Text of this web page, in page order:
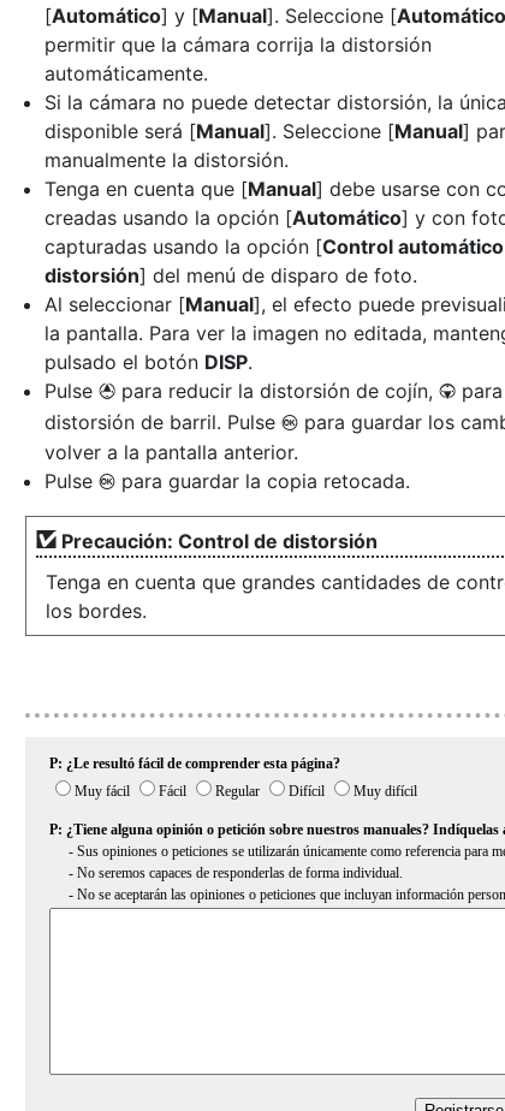
[Automático] y [Manual]. Seleccione [Automático
permitir que la cámara corrija la distorsión
automáticamente.
Si la cámara no puede detectar distorsión, la
disponible será [Manual]. Seleccione [Manual]
manualmente la distorsión.
Tenga en cuenta que [Manual] debe usarse con
creadas usando la opción [Automático] y con
capturadas usando la opción [Control automático
distorsión] del menú de disparo de foto.
Al seleccionar [Manual], el efecto puede
la pantalla. Para ver la imagen no editada,
pulsado el botón DISP.
Pulse 1 para reducir la distorsión de cojín, 3
distorsión de barril. Pulse J para guardar los
volver a la pantalla anterior.
Pulse J para guardar la copia retocada.
Precaución: Control de distorsión
Tenga en cuenta que grandes cantidades de
los bordes.